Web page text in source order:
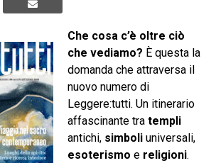
Che cosa c’è oltre ciò
che vediamo? È questa la
domanda che attraversa il
nuovo numero di
Leggere:tutti. Un itinerario
affascinante tra templi
antichi, simboliuniversali,
esoterismo e religioni.